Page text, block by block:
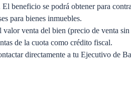
beneficio se podrá obtener para
para bienes inmuebles.
venta del bien (precio de venta
de la cuota como crédito fiscal.
directamente a tu Ejecutivo de